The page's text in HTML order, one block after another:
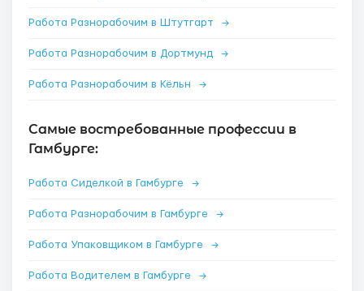
Работа Разнорабочим в Штутгарт →
Работа Разнорабочим в Дортмунд →
Работа Разнорабочим в Кёльн →
Самые востребованные профессии в
Гамбурге:
Работа Сиделкой в Гамбурге →
Работа Разнорабочим в Гамбурге →
Работа Упаковщиком в Гамбурге →
Работа Водителем в Гамбурге →